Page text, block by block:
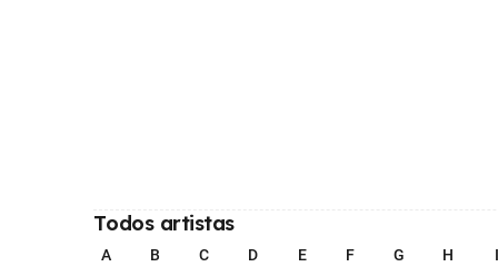
Todos artistas
A B C D E F G H I